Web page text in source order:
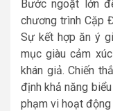
Bước ngoặt lớn
chương trình Cặp
Sự kết hợp ăn ý
mục giàu cảm
khán giả. Chiến
định khả năng
phạm vi hoạt động